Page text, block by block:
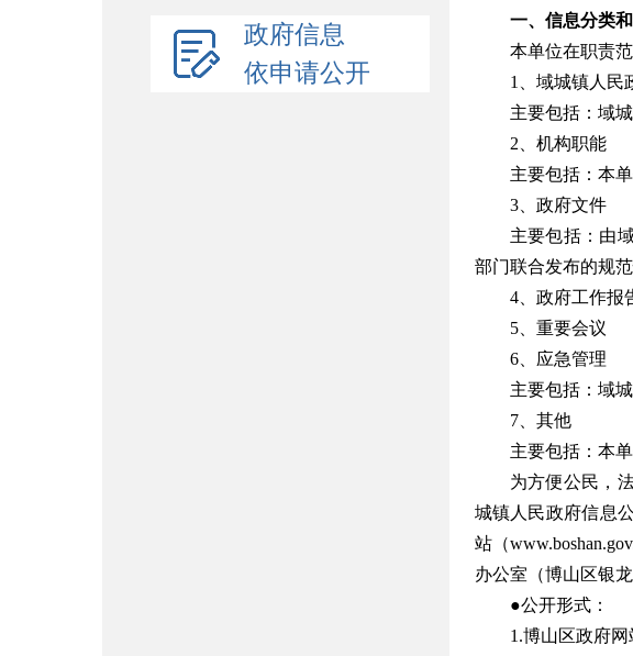
政府信息
依申请公开
一、信息分类
本单位在职责
1、域城镇人民
主要包括：域
2、机构职能
主要包括：本
3、政府文件
主要包括：由
部门联合发布的规范
4、政府工作报
5、重要会议
6、应急管理
主要包括：域
7、其他
主要包括：本
为方便公民，
城镇人民政府信息
站（
办公室（博山区银龙
●公开形式：
1.博山区政府网